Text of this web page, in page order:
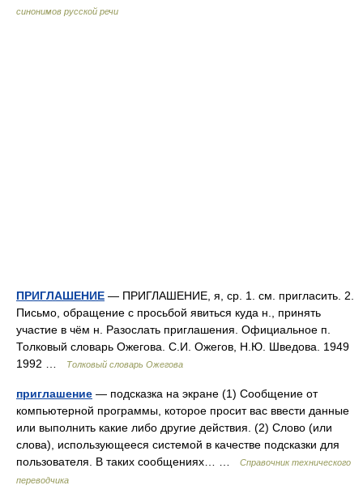
синонимов русской речи
ПРИГЛАШЕНИЕ — ПРИГЛАШЕНИЕ, я, ср. 1. см. пригласить. 2.
Письмо, обращение с просьбой явиться куда н., принять
участие в чём н. Разослать приглашения. Официальное п.
Толковый словарь Ожегова. С.И. Ожегов, Н.Ю. Шведова. 1949
1992 …
Толковый словарь Ожегова
приглашение — подсказка на экране (1) Сообщение от
компьютерной программы, которое просит вас ввести данные
или выполнить какие либо другие действия. (2) Слово (или
слова), использующееся системой в качестве подсказки для
пользователя. В таких сообщениях… …
Справочник технического
переводчика